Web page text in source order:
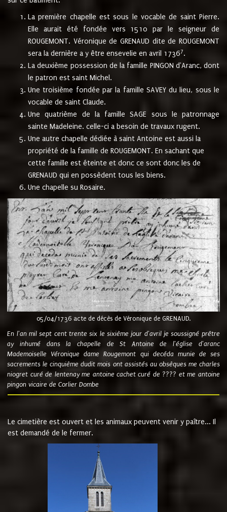
La première chapelle est sous le vocable de saint Pierre.
Elle aurait été fondée vers 1510 par le seigneur de
ROUGEMONT. Véronique de GRENAUD dite de ROUGEMONT
sera la dernière a y être ensevelie en avril 17367.
La deuxième possession de la famille PINGON d'Aranc, dont
le patron est saint Michel.
Une troisième fondée par la famille SAVEY du lieu, sous le
vocable de saint Claude.
Une quatrième de la famille SAGE sous le patronnage
sainte Madeleine. celle-ci a besoin de travaux rugent.
Une autre chapelle dédiée à saint Antoine est aussi la
propriété de la famille de ROUGEMONT. En sachant que
cette famille est éteinte et donc ce sont donc les de
GRENAUD qui en possèdent tous les biens.
Une chapelle su Rosaire.
05/04/1736 acte de décès de Véronique de GRENAUD.
En l'an mil sept cent trente six le sixième jour d'avril je soussigné prêtre
ay inhumé dans la chapelle de St Antoine de l'église d'aranc
Mademoiselle Véronique dame Rougemont qui decéda munie de ses
sacrements le cinquième dudit mois ont assistés au obsèques me charles
niogret curé de lentenay me antoine cachet curé de ???? et me antoine
pingon vicaire de Corlier Dombe
Le cimetière est ouvert et les animaux peuvent venir y paître... Il
est demandé de le fermer.